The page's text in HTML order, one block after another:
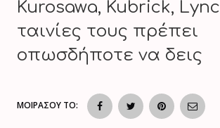
Kurosawa, Kubrick,
ταινίες τους πρέπει
οπωσδήποτε να δεις
ΜΟΙΡΑΣΟΥ ΤΟ: